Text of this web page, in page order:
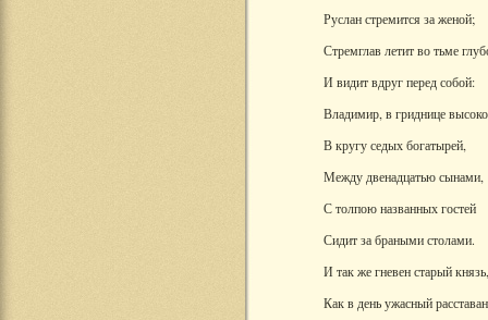
Руслан стремится за женой;
Стремглав летит во тьме
И видит вдруг перед собой:
Владимир, в гриднице
В кругу седых богатырей,
Между двенадцатью сынами,
С толпою названных гостей
Сидит за браными столами.
И так же гневен старый князь,
Как в день ужасный